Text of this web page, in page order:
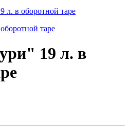
19 л. в